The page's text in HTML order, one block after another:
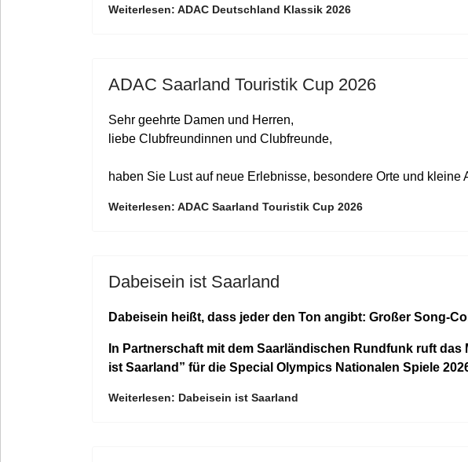
Weiterlesen: ADAC Deutschland Klassik 2026
ADAC Saarland Touristik Cup 2026
Sehr geehrte Damen und Herren,
liebe Clubfreundinnen und Clubfreunde,
haben Sie Lust auf neue Erlebnisse, besondere Orte und kleine
Weiterlesen: ADAC Saarland Touristik Cup 2026
Dabeisein ist Saarland
Dabeisein heißt, dass jeder den Ton angibt: Großer Song-
In Partnerschaft mit dem Saarländischen Rundfunk ruft
ist Saarland” für die Special Olympics Nationalen Spiele
Weiterlesen: Dabeisein ist Saarland